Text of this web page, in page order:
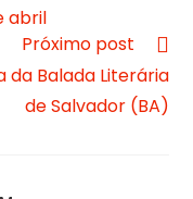
abril
Próximo post
da Balada Literária
de Salvador (BA)